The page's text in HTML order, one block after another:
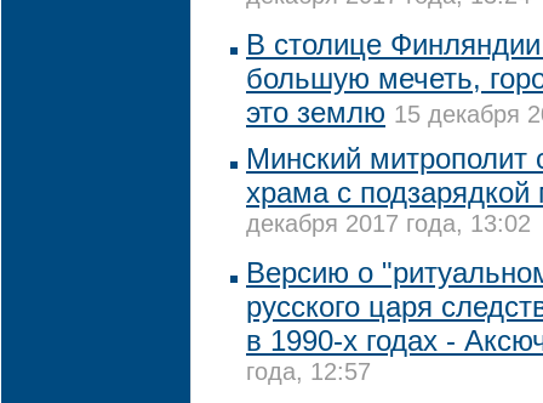
В столице
большую мечеть,
это землю 15 декабря
Минский митрополит
храма с
декабря 2017 года, 13:02
Версию о
русского царя
в 1990-х годах -
года, 12:57